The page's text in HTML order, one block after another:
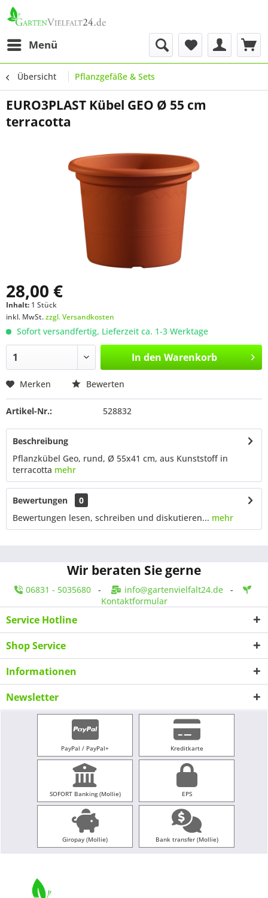
Menü
Übersicht Pflanzgefäße & Sets
EURO3PLAST Kübel GEO Ø 55 cm
terracotta
28,00 €
Inhalt: 1 Stück
inkl. MwSt.zzgl. Versandkosten
Sofort versandfertig, Lieferzeit ca. 1-3 Werktage
In den Warenkorb
Merken Bewerten
Artikel-Nr.: 528832
Beschreibung
Pflanzkübel Geo, rund, Ø 55x41 cm, aus Kunststoff in
terracotta mehr
Bewertungen
0
Bewertungen lesen, schreiben und diskutieren... mehr
Wir beraten Sie gerne
06831 - 5035680- info@gartenvielfalt24.de-
Kontaktformular
Service Hotline
Shop Service
Informationen
Newsletter
PayPal / PayPal+ Kreditkarte
SOFORT Banking (Mollie) EPS
Giropay (Mollie) Bank transfer (Mollie)